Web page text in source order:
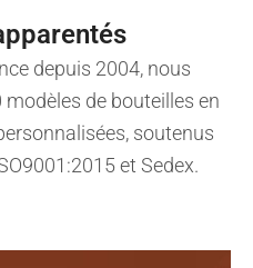
depuis 2004, nous
de bouteilles en
soutenus
et Sedex.